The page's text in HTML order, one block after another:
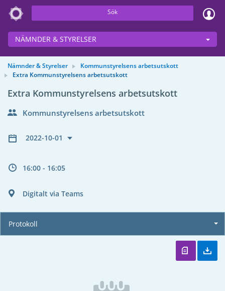
Sök
NÄMNDER & STYRELSER
Nämnder & Styrelser
Kommunstyrelsens arbetsutskott
Extra Kommunstyrelsens arbetsutskott
Extra Kommunstyrelsens arbetsutskott
Kommunstyrelsens arbetsutskott
2022-10-01
16:00 - 16:05
Digitalt via Teams
Protokoll